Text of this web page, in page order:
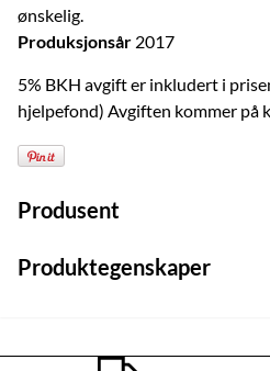
ønskelig.
Produksjonsår 2017
5% BKH avgift er inkludert i
hjelpefond) Avgiften kommer på
Produsent
Produktegenskaper